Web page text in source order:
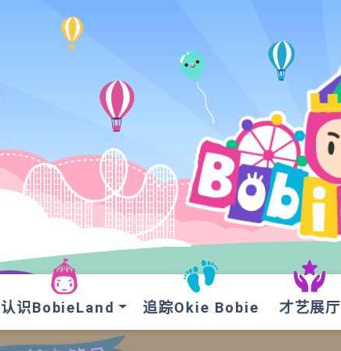
认识BobieLand 追踪Okie Bobie 才艺展厅